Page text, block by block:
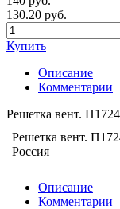
130.20 руб.
Купить
Описание
Комментарии
Решетка вент.
Решетка вент.
Россия
Описание
Комментарии